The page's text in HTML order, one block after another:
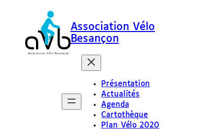
Association Vélo
Besançon
Présentation
Actualités
Agenda
Cartothèque
Plan Vélo 2020